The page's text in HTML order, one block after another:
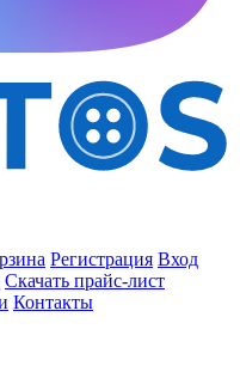
Регистрация Вход
Скачать прайс-лист
Контакты